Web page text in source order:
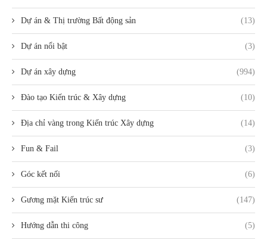
Dự án & Thị trường Bất động sản (13)
Dự án nổi bật (3)
Dự án xây dựng (994)
Đào tạo Kiến trúc & Xây dựng (10)
Địa chỉ vàng trong Kiến trúc Xây dựng (14)
Fun & Fail (3)
Góc kết nối (6)
Gương mặt Kiến trúc sư (147)
Hướng dẫn thi công (5)